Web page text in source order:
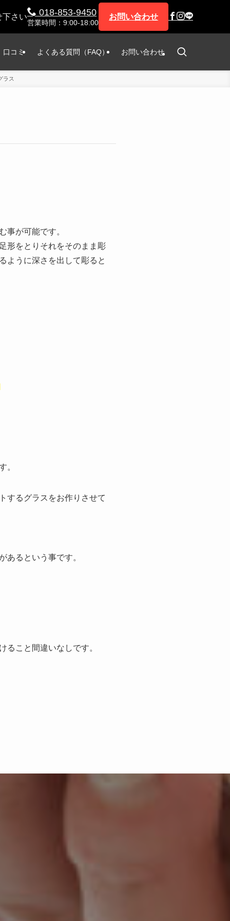
下さい 018-853-9450
営業時間：9:00-18:00
お問い合わせ
口コミ よくある質問（FAQ） お問い合わせ
ラス
事が可能です。
形をとりそれをそのまま彫
ように深さを出して彫ると
。
するグラスをお作りさせて
あるという事です。
ること間違いなしです。